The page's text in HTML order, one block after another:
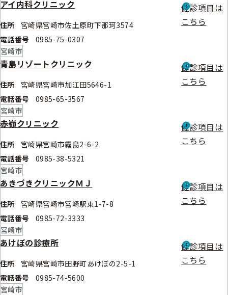
アイ内科クリニック
住所
宮崎県宮崎市佐土原町下那珂3574
電話番号
0985-75-0307
健診項目は
こちら
宮崎市
青島リゾートクリニック
住所
宮崎県宮崎市加江田5646-1
電話番号
0985-65-3567
健診項目は
こちら
宮崎市
赤嶺クリニック
住所
宮崎県宮崎市霧島2-6-2
電話番号
0985-38-5321
健診項目は
こちら
宮崎市
あきづきクリニックＭＪ
住所
宮崎県宮崎市宮崎駅東1-7-8
電話番号
0985-72-3333
健診項目は
こちら
宮崎市
あけぼの診療所
住所
宮崎県宮崎市田野町あけぼの2-5-1
電話番号
0985-74-5600
健診項目は
こちら
宮崎市